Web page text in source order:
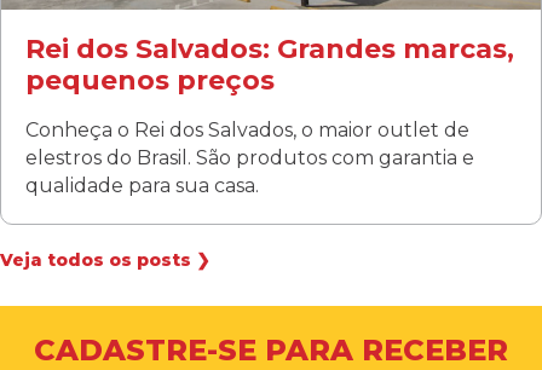
(41) 99249-4620
Rei dos Salvados: Grandes marcas,
pequenos preços
Conheça o Rei dos Salvados, o maior outlet de
elestros do Brasil. São produtos com garantia e
qualidade para sua casa.
Veja todos os posts ❯
CADASTRE-SE PARA RECEBER